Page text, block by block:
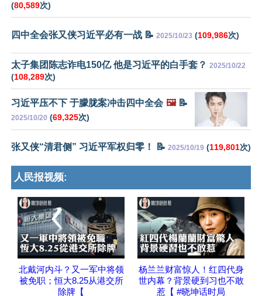
(80,589次)
四中全会张又侠习近平必有一战 📝 2025/10/23 (109,986次)
太子集团陈志诈电150亿 他是习近平的白手套？ 2025/10/22
(108,289次)
习近平压不下 于朦胧案冲击四中全会 🖼️📝
2025/10/20 (69,325次)
张又侠“清君侧” 习近平军权归零！ 📝 2025/10/19 (119,801次)
人民报视频:
北戴河内斗？又一军中将领
被免职；恒大8.25从港交所
除牌【
杨兰兰财富惊人！红四代身
世内幕？背景硬到习也不敢
惹【 #晓坤话时局